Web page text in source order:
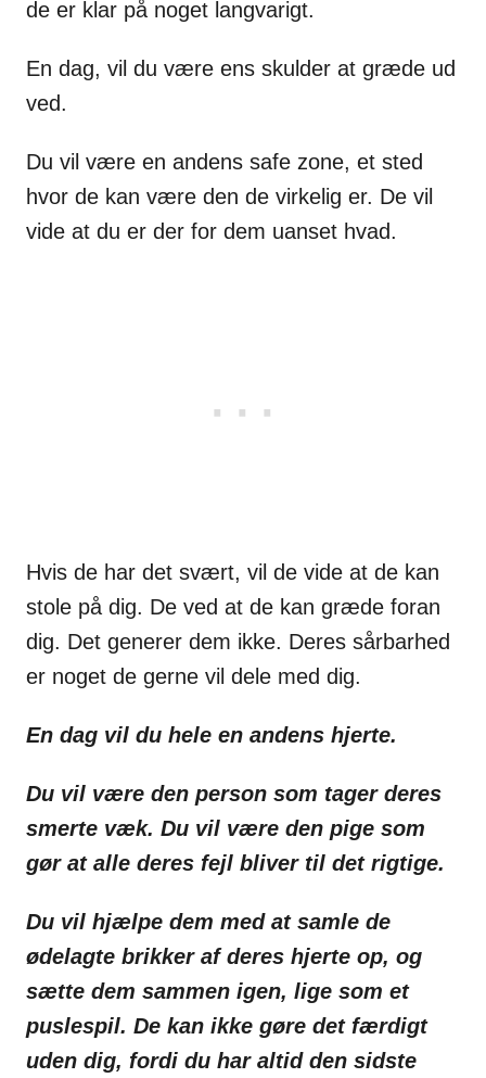
de er klar på noget langvarigt.
En dag, vil du være ens skulder at græde ud
ved.
Du vil være en andens safe zone, et sted
hvor de kan være den de virkelig er. De vil
vide at du er der for dem uanset hvad.
Hvis de har det svært, vil de vide at de kan
stole på dig. De ved at de kan græde foran
dig. Det generer dem ikke. Deres sårbarhed
er noget de gerne vil dele med dig.
En dag vil du hele en andens hjerte.
Du vil være den person som tager deres
smerte væk. Du vil være den pige som
gør at alle deres fejl bliver til det rigtige.
Du vil hjælpe dem med at samle de
ødelagte brikker af deres hjerte op, og
sætte dem sammen igen, lige som et
puslespil. De kan ikke gøre det færdigt
uden dig, fordi du har altid den sidste